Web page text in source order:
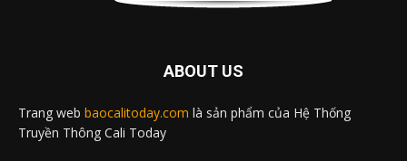
ABOUT US
Trang web baocalitoday.com là sản phẩm của Hệ Thống
Truyền Thông Cali Today